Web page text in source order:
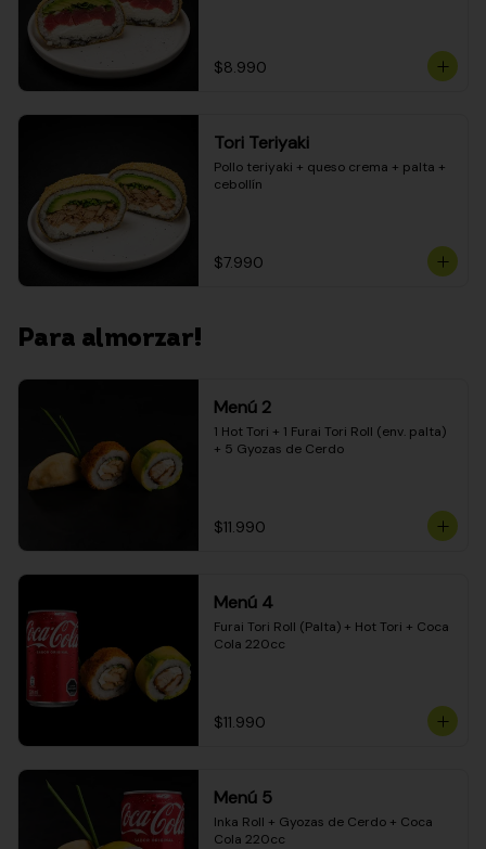
$8.990
Tori Teriyaki
Pollo teriyaki + queso crema + palta +
cebollín
$7.990
Para almorzar!
Menú 2
1 Hot Tori + 1 Furai Tori Roll (env. palta)
+ 5 Gyozas de Cerdo
$11.990
Menú 4
Furai Tori Roll (Palta) + Hot Tori + Coca
Cola 220cc
$11.990
Menú 5
Inka Roll + Gyozas de Cerdo + Coca
Cola 220cc